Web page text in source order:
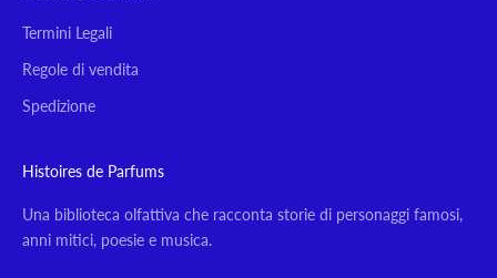
Termini Legali
Regole di vendita
Spedizione
Histoires de Parfums
Una biblioteca olfattiva che racconta storie di personaggi famosi,
anni mitici, poesie e musica.